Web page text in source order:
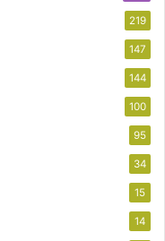
219
147
144
100
95
34
15
14